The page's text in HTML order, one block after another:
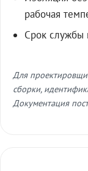
рабочая
Срок службы
Для
сборки,
Документация